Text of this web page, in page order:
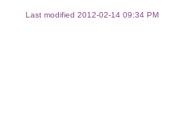
Last modified 2012-02-14 09:34 PM